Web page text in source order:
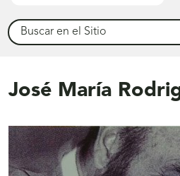
Buscar
José María